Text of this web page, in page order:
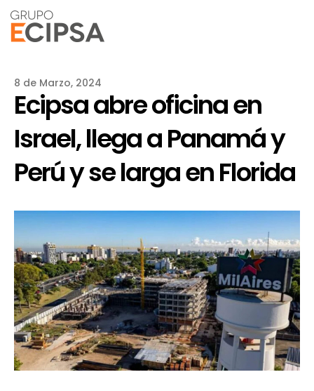
8 de Marzo, 2024
Ecipsa abre oficina en
Israel, llega a Panamá y
Perú y se larga en Florida